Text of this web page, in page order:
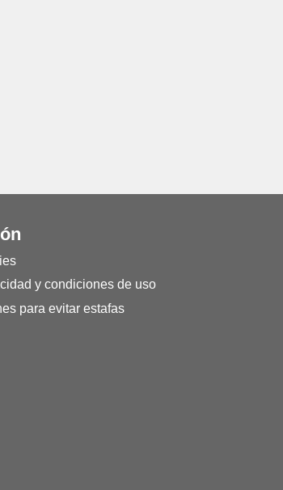
y condiciones de uso
para evitar estafas